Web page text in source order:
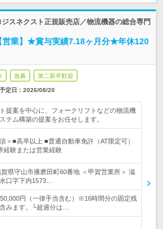
スネクスト正規販売店／物流機器の総合専門
営業】★賞与実績7.18ヶ月分★年休120
急募 第二新卒歓迎
定日： 2026/08/20
提案を中心に、フォークリフトなどの物流機
テム構築の提案をお任せします。
＞■高卒以上 ■普通自動車免許（AT限定可）
経験または営業経験
賀県守山市播磨田町60番地 ＜甲賀営業所＞ 滋
口字下内1573…
円（一律手当含む）※16時間分の固定残
みます。└超過分は…